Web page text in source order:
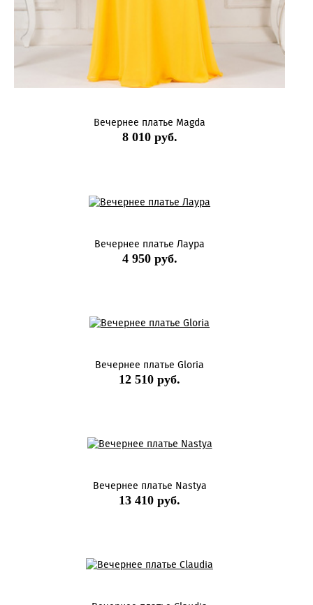
Вечернее платье Magda
8 010 руб.
Вечернее платье Лаура
4 950 руб.
Вечернее платье Gloria
12 510 руб.
Вечернее платье Nastya
13 410 руб.